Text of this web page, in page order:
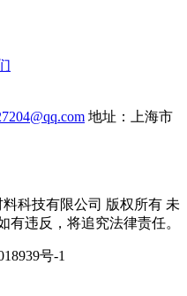
地址：上海市
科技有限公司 版权所有 未
有违反，将追究法律责任。
号-1